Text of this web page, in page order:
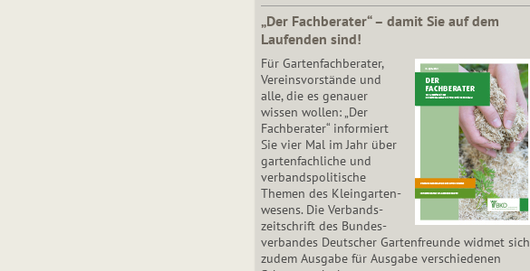
„Der Fachberater“ – damit Sie auf dem
Laufenden sind!
Für Gartenfachberater,
Vereinsvorstände und
alle, die es genauer
wissen wollen: „Der
Fachberater“ informiert
Sie vier Mal im Jahr über
gartenfachliche und
verbandspolitische
Themen des Klein­gar­ten­
wesens. Die Ver­bands­
zeit­schrift des Bun­des­
ver­ban­des Deutscher Gartenfreunde widmet sich
zudem Ausgabe für Ausgabe verschiedenen